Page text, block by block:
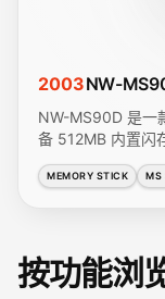
2003NW-
NW-MS90D 是一
备 512MB 内置闪
MEMORY STICK MS
按功能浏